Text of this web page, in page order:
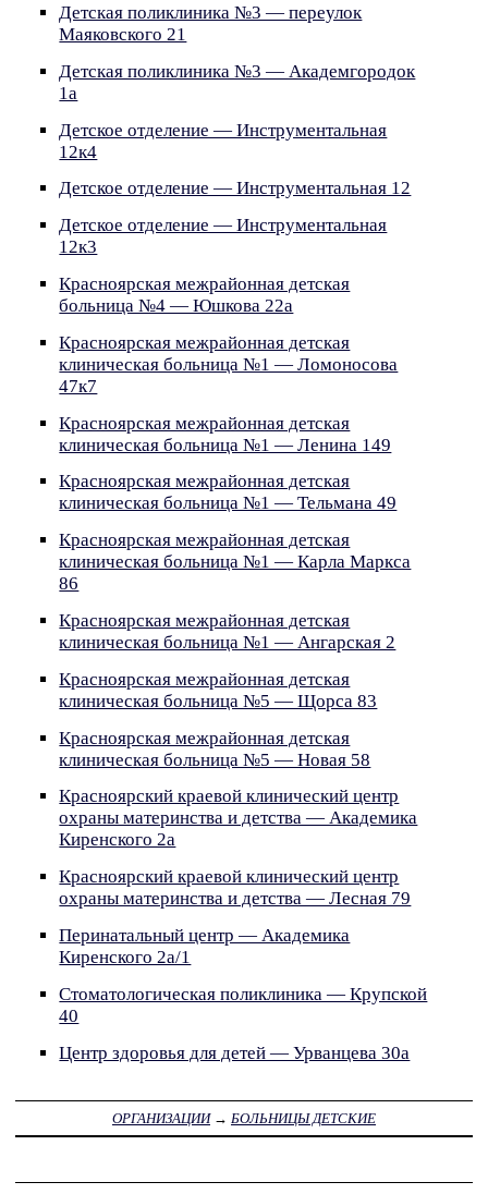
Детская поликлиника №3 — переулок
Маяковского 21
Детская поликлиника №3 — Академгородок
1а
Детское отделение — Инструментальная
12к4
Детское отделение — Инструментальная 12
Детское отделение — Инструментальная
12к3
Красноярская межрайонная детская
больница №4 — Юшкова 22а
Красноярская межрайонная детская
клиническая больница №1 — Ломоносова
47к7
Красноярская межрайонная детская
клиническая больница №1 — Ленина 149
Красноярская межрайонная детская
клиническая больница №1 — Тельмана 49
Красноярская межрайонная детская
клиническая больница №1 — Карла Маркса
86
Красноярская межрайонная детская
клиническая больница №1 — Ангарская 2
Красноярская межрайонная детская
клиническая больница №5 — Щорса 83
Красноярская межрайонная детская
клиническая больница №5 — Новая 58
Красноярский краевой клинический центр
охраны материнства и детства — Академика
Киренского 2а
Красноярский краевой клинический центр
охраны материнства и детства — Лесная 79
Перинатальный центр — Академика
Киренского 2а/1
Стоматологическая поликлиника — Крупской
40
Центр здоровья для детей — Урванцева 30а
ОРГАНИЗАЦИИ→ БОЛЬНИЦЫ ДЕТСКИЕ